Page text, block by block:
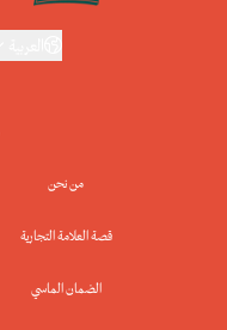
من نحن
قصة العلامة التجارية
الضمان الماسي